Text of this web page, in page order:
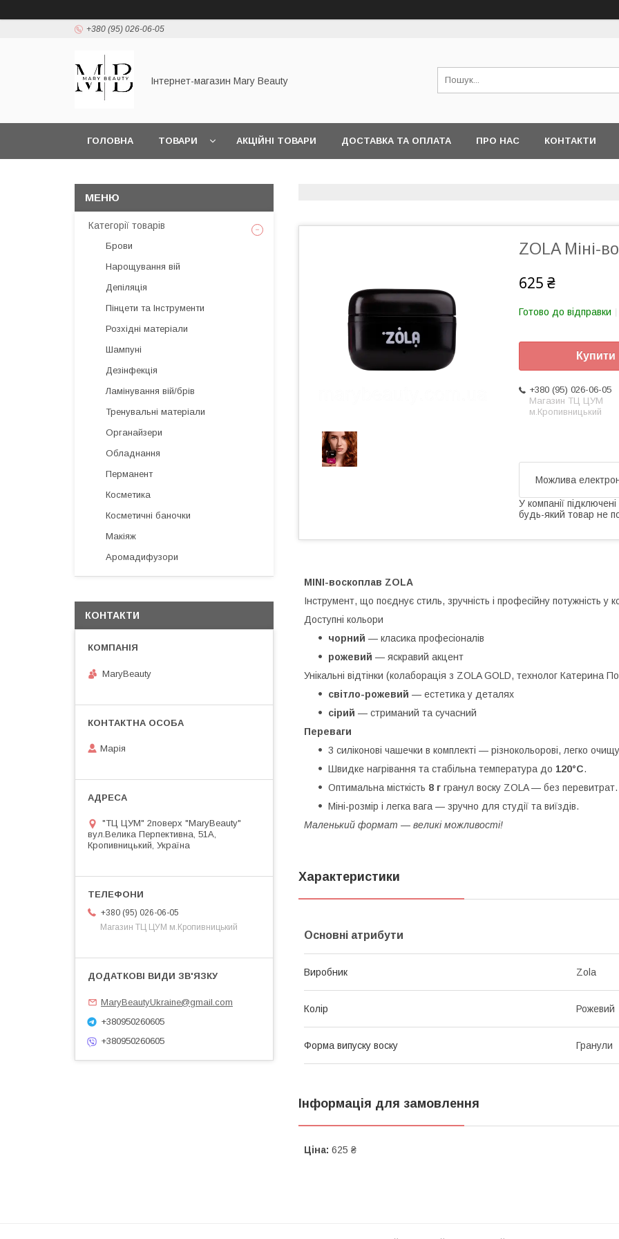
+380 (95) 026-06-05
Інтернет-магазин Mary Beauty
ГОЛОВНА ТОВАРИ АКЦІЙНІ ТОВАРИ ДОСТАВКА ТА ОПЛАТА ПРО НАС КОНТАКТИ
ZOLA Міні-
625 ₴
Готово до відправки
Купити
+380 (95) 026-06-05
Магазин ТЦ ЦУМ
м.Кропивницький
У компанії
будь-який товар не
MINI-воскоплав ZOLA
Інструмент, що поєднує стиль, зручність і професійну потужність у
Доступні кольори
чорний — класика професіоналів
рожевий — яскравий акцент
Унікальні відтінки (колаборація з ZOLA GOLD, технолог Катерина
світло-рожевий — естетика у деталях
сірий — стриманий та сучасний
Переваги
3 силіконові чашечки в комплекті — різнокольорові, легко
Швидке нагрівання та стабільна температура до 120°C.
Оптимальна місткість 8 г гранул воску ZOLA — без перевитрат.
Міні-розмір і легка вага — зручно для студії та виїздів.
Маленький формат — великі можливості!
Характеристики
Основні атрибути
Виробник Zola
Колір Рожевий
Форма випуску воску Гранули
Інформація для замовлення
Ціна: 625 ₴
Категорії товарів
Брови
Нарощування вій
Депіляція
Пінцети та Інструменти
Розхідні матеріали
Шампуні
Дезінфекція
Ламінування вій/брів
Тренувальні матеріали
Органайзери
Обладнання
Перманент
Косметика
Косметичні баночки
Макіяж
Аромадифузори
КОНТАКТИ
MaryBeauty
Марія
"ТЦ ЦУМ" 2поверх "MaryBeauty"
вул.Велика Перпективна, 51А,
Кропивницький, Україна
+380 (95) 026-06-05
Магазин ТЦ ЦУМ м.Кропивницький
MaryBeautyUkraine@gmail.com
+380950260605
+380950260605